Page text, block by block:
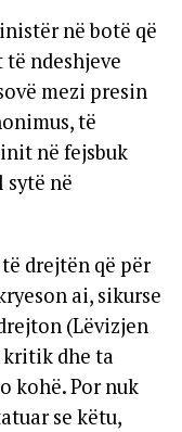
në botë që
ndeshjeve
mezi presin
të
në fejsbuk
sytë në
drejtën që për
ai, sikurse
(Lëvizjen
kritik dhe ta
kohë. Por nuk
se këtu,